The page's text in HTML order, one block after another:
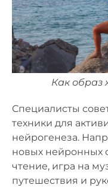
Как образ
Специалисты
техники для
нейрогенеза.
новых нейронных
чтение, игра на
путешествия и